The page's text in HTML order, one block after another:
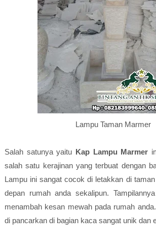
Lampu Taman Marmer
Salah satunya yaitu Kap Lampu Marmer
salah satu kerajinan yang terbuat dengan
Lampu ini sangat cocok di letakkan di
depan rumah anda sekalipun.
menambah kesan mewah pada rumah
di pancarkan di bagian kaca sangat unik dan